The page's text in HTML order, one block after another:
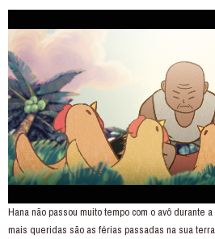
Hana não passou muito tempo com o avô durante
mais queridas são as férias passadas na sua